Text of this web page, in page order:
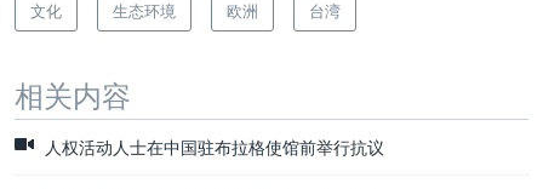
文化 生态环境 欧洲 台湾
相关内容
人权活动人士在中国驻布拉格使馆前举行抗议